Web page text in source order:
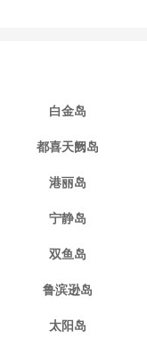
白金岛
都喜天阙岛
港丽岛
宁静岛
双鱼岛
鲁滨逊岛
太阳岛